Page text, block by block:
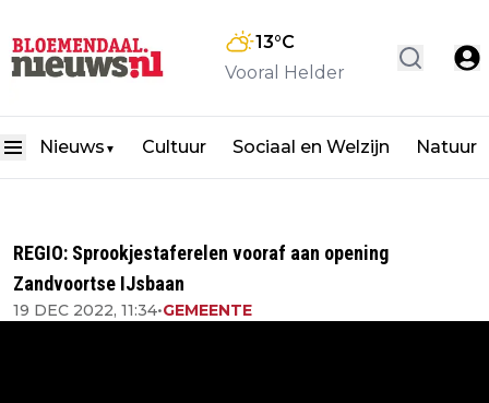
13°C
Vooral Helder
Nieuws ▼ Cultuur Sociaal en Welzijn Natuur
REGIO: Sprookjestaferelen vooraf aan opening
Zandvoortse IJsbaan
19 DEC 2022, 11:34•GEMEENTE